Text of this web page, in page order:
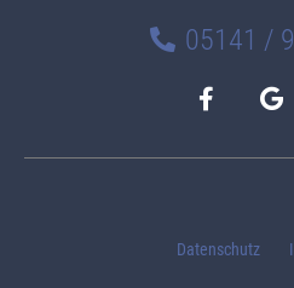
05141 /
Datenschutz